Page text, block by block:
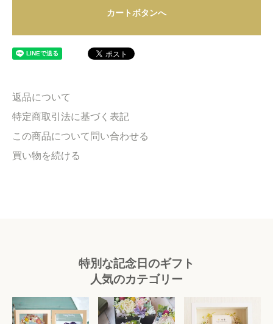
カートボタンへ
返品について
特定商取引法に基づく表記
この商品について問い合わせる
買い物を続ける
特別な記念日のギフト
人気のカテゴリー